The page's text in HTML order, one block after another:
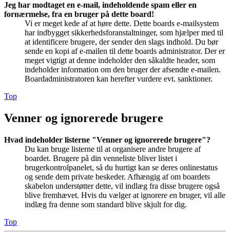
Jeg har modtaget en e-mail, indeholdende spam eller en
fornærmelse, fra en bruger på dette board!
Vi er meget kede af at høre dette. Dette boards e-mailsystem
har indbygget sikkerhedsforanstaltninger, som hjælper med til
at identificere brugere, der sender den slags indhold. Du bør
sende en kopi af e-mailen til dette boards administrator. Der er
meget vigtigt at denne indeholder den såkaldte header, som
indeholder information om den bruger der afsendte e-mailen.
Boardadministratoren kan herefter vurdere evt. sanktioner.
Top
Venner og ignorerede brugere
Hvad indeholder listerne "Venner og ignorerede brugere"?
Du kan bruge listerne til at organisere andre brugere af
boardet. Brugere på din venneliste bliver listet i
brugerkontrolpanelet, så du hurtigt kan se deres onlinestatus
og sende dem private beskeder. Afhængig af om boardets
skabelon understøtter dette, vil indlæg fra disse brugere også
blive fremhævet. Hvis du vælger at ignorere en bruger, vil alle
indlæg fra denne som standard blive skjult for dig.
Top